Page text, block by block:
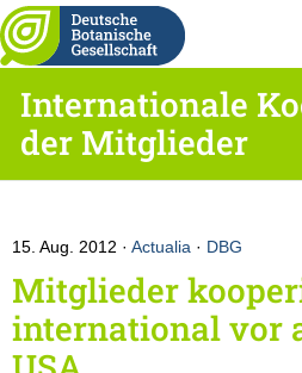
Internationale
der Mitglieder
15. Aug. 2012 Actualia · DBG
Mitglieder
international vor